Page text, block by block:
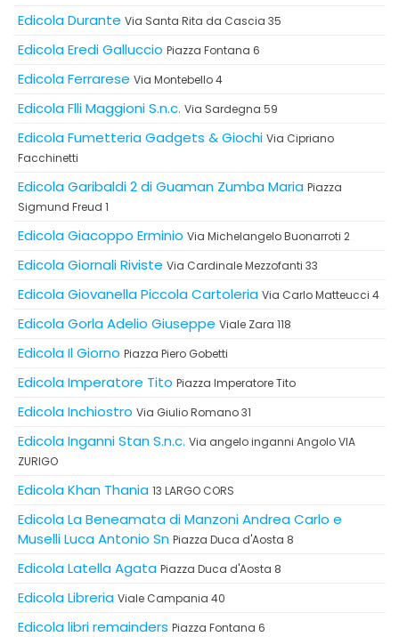
Edicola Durante Via Santa Rita da Cascia 35
Edicola Eredi Galluccio Piazza Fontana 6
Edicola Ferrarese Via Montebello 4
Edicola Flli Maggioni S.n.c. Via Sardegna 59
Edicola Fumetteria Gadgets & Giochi Via Cipriano
Facchinetti
Edicola Garibaldi 2 di Guaman Zumba Maria Piazza
Sigmund Freud 1
Edicola Giacoppo Erminio Via Michelangelo Buonarroti 2
Edicola Giornali Riviste Via Cardinale Mezzofanti 33
Edicola Giovanella Piccola Cartoleria Via Carlo Matteucci 4
Edicola Gorla Adelio Giuseppe Viale Zara 118
Edicola Il Giorno Piazza Piero Gobetti
Edicola Imperatore Tito Piazza Imperatore Tito
Edicola Inchiostro Via Giulio Romano 31
Edicola Inganni Stan S.n.c. Via angelo inganni Angolo VIA
ZURIGO
Edicola Khan Thania 13 LARGO CORS
Edicola La Beneamata di Manzoni Andrea Carlo e
Muselli Luca Antonio Sn Piazza Duca d'Aosta 8
Edicola Latella Agata Piazza Duca d'Aosta 8
Edicola Libreria Viale Campania 40
Edicola libri remainders Piazza Fontana 6